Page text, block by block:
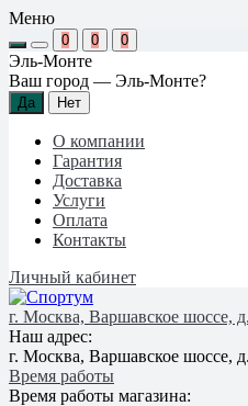
Меню
0 0 0
Эль-Монте
Ваш город — Эль-Монте?
О компании
Гарантия
Доставка
Услуги
Оплата
Контакты
Личный кабинет
г. Москва, Варшавское шоссе,
Наш адрес:
г. Москва, Варшавское шоссе,
Время работы
Время работы магазина: